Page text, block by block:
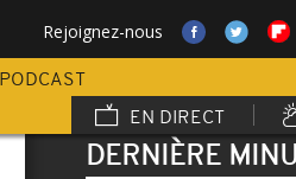
Rejoignez-nous
PODCAST
EN DIRECT
DERNIÈRE